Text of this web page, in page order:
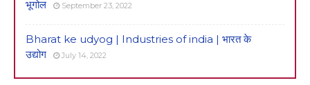
भूगोल
September 23, 2022
Bharat ke udyog | Industries of india | भारत के
उद्योग
July 14, 2022